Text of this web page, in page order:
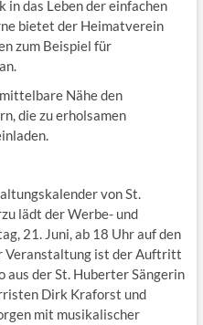
in das Leben der einfachen
bietet der Heimatverein
zum Beispiel für
Nähe den
die zu erholsamen
von St.
lädt der Werbe- und
21. Juni, ab 18 Uhr auf den
ist der Auftritt
aus der St. Huberter Sängerin
Dirk Kraforst und
mit musikalischer